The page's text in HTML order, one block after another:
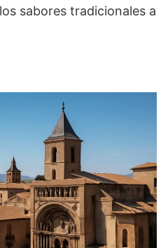
sabores tradicionales a